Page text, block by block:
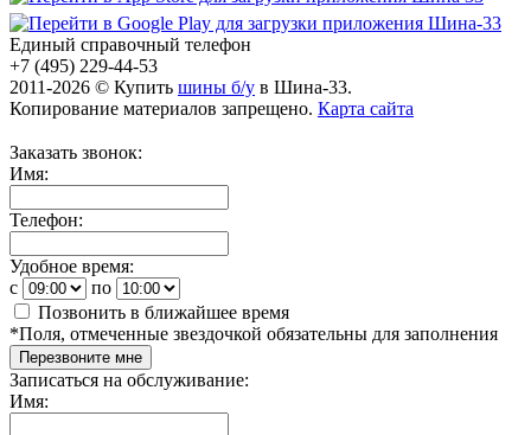
Единый справочный телефон
+7 (495) 229-44-53
2011-2026 © Купить шины б/у в Шина-33.
Копирование материалов запрещено. Карта сайта
Заказать звонок:
Имя:
Телефон:
Удобное время:
c
по
Позвонить в ближайшее время
*Поля, отмеченные звездочкой обязательны для заполнения
Перезвоните мне
Записаться на обслуживание:
Имя: